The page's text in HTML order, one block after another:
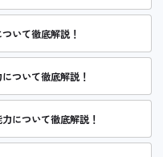
いて徹底解説！
ついて徹底解説！
について徹底解説！